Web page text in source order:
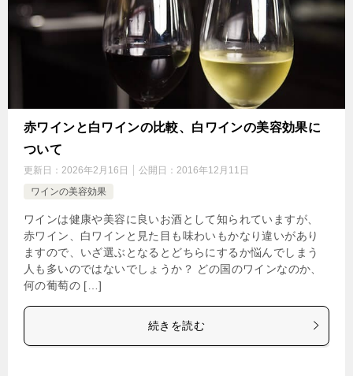
赤ワインと白ワインの比較、白ワインの美容効果に
ついて
更新日： 2026年2月16日 公開日： 2016年12月11日
ワインの美容効果
ワインは健康や美容に良いお酒として知られていますが、
赤ワイン、白ワインと見た目も味わいもかなり違いがあり
ますので、いざ選ぶとなるとどちらにするか悩んでしまう
人も多いのではないでしょうか？ どの国のワインなのか、
何の葡萄の […]
続きを読む